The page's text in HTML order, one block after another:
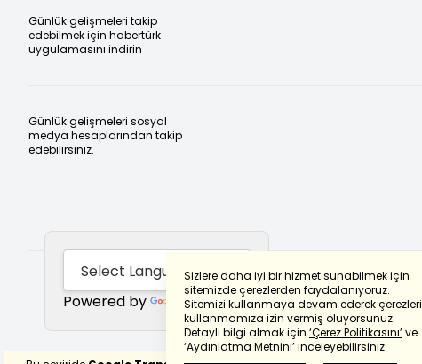
Sizlere daha iyi bir hizmet sunabilmek için
sitemizde çerezlerden faydalanıyoruz.
Sitemizi kullanmaya devam ederek çerezleri
kullanmamıza izin vermiş oluyorsunuz.
Detaylı bilgi almak için ‘Çerez Politikasını’ve
‘Aydınlatma Metnini’inceleyebilirsiniz.
Günlük gelişmeleri takip
edebilmek için habertürk
uygulamasını indirin
Günlük gelişmeleri sosyal
medya hesaplarından takip
edebilirsiniz.
Powered by Translate